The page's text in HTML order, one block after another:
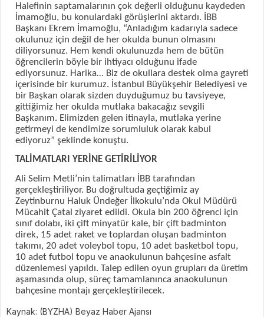
Halefinin saptamalarının çok değerli olduğunu kaydeden
İmamoğlu, bu konulardaki görüşlerini aktardı. İBB
Başkanı Ekrem İmamoğlu, “Anladığım kadarıyla sadece
okulunuz için değil de her okulda bunun olmasını
diliyorsunuz. Hem kendi okulunuzda hem de bütün
öğrencilerin böyle bir ihtiyacı olduğunu ifade
ediyorsunuz. Harika… Biz de okullara destek olma gayreti
içerisinde bir kurumuz. İstanbul Büyükşehir Belediyesi ve
bir Başkan olarak sizden duyduğumuz bu tavsiyeye,
gittiğimiz her okulda mutlaka bakacağız sevgili
Başkanım. Elimizden gelen itinayla, mutlaka yerine
getirmeyi de kendimize sorumluluk olarak kabul
ediyoruz” şeklinde konuştu.
TALİMATLARI YERİNE GETİRİLİYOR
Ali Selim Metli’nin talimatları İBB tarafından
gerçekleştiriliyor. Bu doğrultuda geçtiğimiz ay
Zeytinburnu Haluk Ündeğer İlkokulu’nda Okul Müdürü
Mücahit Çatal ziyaret edildi. Okula bin 200 öğrenci için
sınıf dolabı, iki çift minyatür kale, bir çift badminton
direk, 15 adet raket ve toplardan oluşan badminton
takımı, 20 adet voleybol topu, 10 adet basketbol topu,
10 adet futbol topu ve anaokulunun bahçesine asfalt
düzenlemesi yapıldı. Talep edilen oyun grupları da üretim
aşamasında olup, süreç tamamlanınca anaokulunun
bahçesine montajı gerçekleştirilecek.
Kaynak: (BYZHA) Beyaz Haber Ajansı